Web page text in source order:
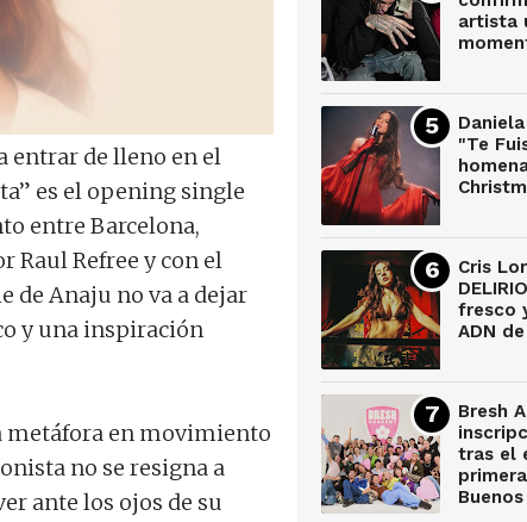
entrar de lleno en el
es el opening single
entre Barcelona,
Raul Refree y con el
de Anaju no va a dejar
y una inspiración
metáfora en movimiento
no se resigna a
ante los ojos de su
artista
"Te
Cris
fresco
ADN
Bresh
tras el